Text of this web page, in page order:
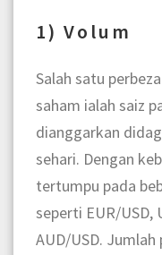
1) Volum
Salah satu
saham ialah saiz
dianggarkan
sehari. Dengan
tertumpu pada
seperti EUR/USD,
AUD/USD.